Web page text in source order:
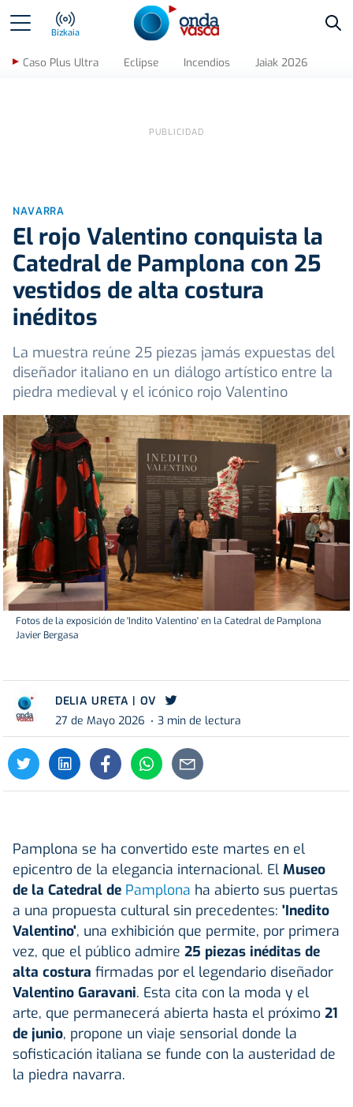
Bizkaia
Caso Plus Ultra Eclipse Incendios Jaiak 2026
NAVARRA
El rojo Valentino conquista la
Catedral de Pamplona con 25
vestidos de alta costura
inéditos
La muestra reúne 25 piezas jamás expuestas del
diseñador italiano en un diálogo artístico entre la
piedra medieval y el icónico rojo Valentino
Fotos de la exposición de 'Indito Valentino' en la Catedral de Pamplona
Javier Bergasa
DELIA URETA | OV
27 de Mayo 2026
3 min de lectura
Pamplona se ha convertido este martes en el
epicentro de la elegancia internacional. El Museo
de la Catedral de Pamplona ha abierto sus puertas
a una propuesta cultural sin precedentes: 'Inedito
Valentino', una exhibición que permite, por primera
vez, que el público admire 25 piezas inéditas de
alta costura firmadas por el legendario diseñador
Valentino Garavani. Esta cita con la moda y el
arte, que permanecerá abierta hasta el próximo 21
de junio, propone un viaje sensorial donde la
sofisticación italiana se funde con la austeridad de
la piedra navarra.